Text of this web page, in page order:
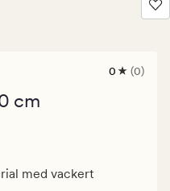
0
0 (0)
cm
med vackert